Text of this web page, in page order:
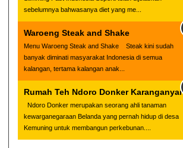
sebelumnya bahwasanya diet yang me...
Waroeng Steak and Shake
Menu Waroeng Steak and Shake Steak kini sudah
banyak diminati masyarakat Indonesia di semua
kalangan, tertama kalangan anak...
Rumah Teh Ndoro Donker Karanganyar
Ndoro Donker merupakan seorang ahli tanaman
kewarganegaraan Belanda yang pernah hidup di desa
Kemuning untuk membangun perkebunan....